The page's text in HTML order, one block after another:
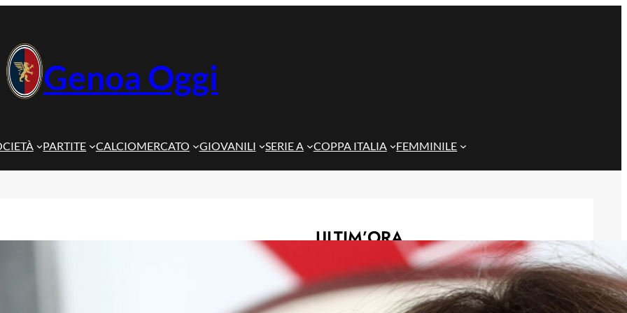
Genoa Oggi
PARTITE CALCIOMERCATO GIOVANILI SERIE A COPPA ITALIA FEMMINILE
ULTIM’ORA
Genoa, idea Dallinga per l’attacco: la
chiave è un’operazione tra Bologna e
Fiorentina